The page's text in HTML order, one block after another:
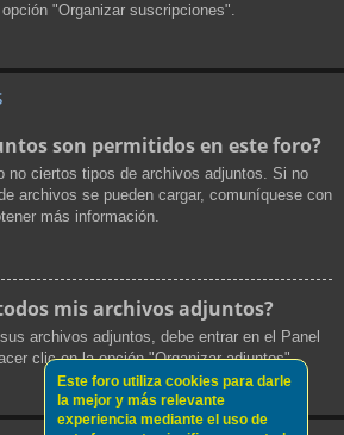
"Organizar suscripciones".
son permitidos en este foro?
no ciertos tipos de archivos adjuntos. Si no
archivos se pueden cargar, comuníquese con
más información.
mis archivos adjuntos?
archivos adjuntos, debe entrar en el Panel
clic en la opción "Organizar adjuntos".
Este foro utiliza cookies para darle
la mejor y más relevante
experiencia mediante el uso de